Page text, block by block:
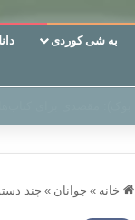
به شی کوردی
خانه » جوانان » چند